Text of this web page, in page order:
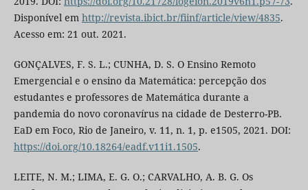
Disponível em http://revista.ibict.br/fiinf/article/view/4835.
Acesso em: 21 out. 2021.
GONÇALVES, F. S. L.; CUNHA, D. S. O Ensino Remoto
Emergencial e o ensino da Matemática: percepção dos
estudantes e professores de Matemática durante a
pandemia do novo coronavírus na cidade de Desterro-PB.
EaD em Foco, Rio de Janeiro, v. 11, n. 1, p. e1505, 2021. DOI:
https://doi.org/10.18264/eadf.v11i1.1505.
LEITE, N. M.; LIMA, E. G. O.; CARVALHO, A. B. G. Os